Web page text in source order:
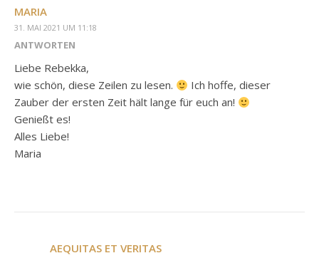
MARIA
31. MAI 2021 UM 11:18
ANTWORTEN
Liebe Rebekka,
wie schön, diese Zeilen zu lesen.
Ich hoffe, dieser
Zauber der ersten Zeit hält lange für euch an!
Genießt es!
Alles Liebe!
Maria
AEQUITAS ET VERITAS